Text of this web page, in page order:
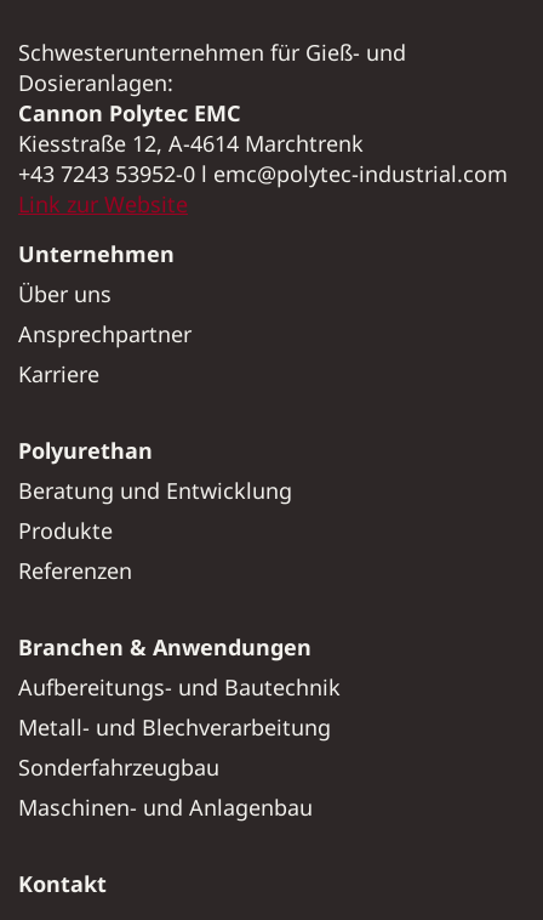
Schwesterunternehmen für Gieß- und
Dosieranlagen:
Cannon Polytec EMC
Kiesstraße 12, A-4614 Marchtrenk
+43 7243 53952-0 l emc@polytec-industrial.com
Link zur Website
Unternehmen
Über uns
Ansprechpartner
Karriere
Polyurethan
Beratung und Entwicklung
Produkte
Referenzen
Branchen & Anwendungen
Aufbereitungs- und Bautechnik
Metall- und Blechverarbeitung
Sonderfahrzeugbau
Maschinen- und Anlagenbau
Kontakt